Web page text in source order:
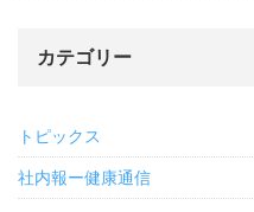
カテゴリー
トピックス
社内報ー健康通信